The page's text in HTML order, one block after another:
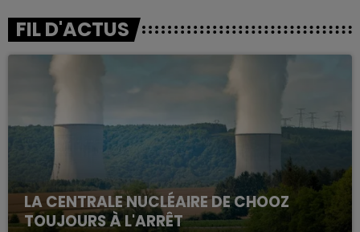
FIL D'ACTUS
LA CENTRALE NUCLÉAIRE DE CHOOZ
TOUJOURS À L'ARRÊT